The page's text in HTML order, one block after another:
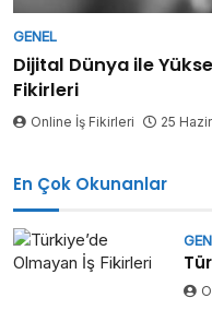
GENEL
Dijital Dünya ile
Fikirleri
Online İş Fikirleri 25
En Çok Okunanlar